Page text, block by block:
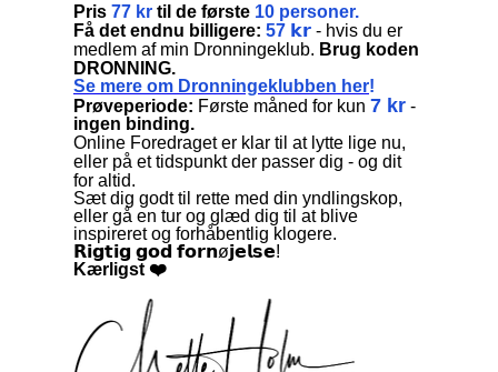
Pris 77 kr til de første 10 personer.
Få det endnu billigere: 57 𝗸𝗿 - hvis du er
medlem af min Dronningeklub. Brug koden
DRONNING.
Se mere om Dronningeklubben her!
Prøveperiode: Første måned for kun 7 kr -
ingen binding.
Online Foredraget er klar til at lytte lige nu,
eller på et tidspunkt der passer dig - og dit
for altid.
Sæt dig godt til rette med din yndlingskop,
eller gå en tur og glæd dig til at blive
inspireret og forhåbentlig klogere.
𝗥𝗶𝗴𝘁𝗶𝗴 𝗴𝗼𝗱 𝗳𝗼𝗿𝗻ø𝗷𝗲𝗹𝘀𝗲!
Kærligst ❤️